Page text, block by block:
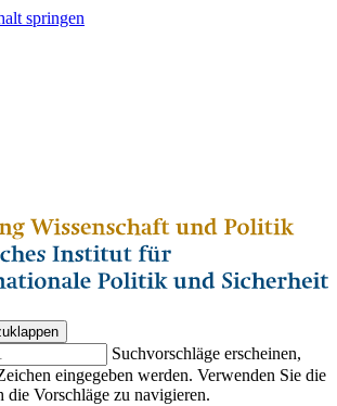
springen
Suchvorschläge erscheinen,
eingegeben werden. Verwenden Sie die
die Vorschläge zu navigieren.